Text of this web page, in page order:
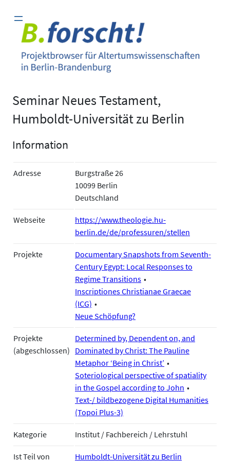
Inhalt
springen
Seminar Neues Testament,
Humboldt-Universität zu Berlin
Information
Adresse
Burgstraße 26
10099 Berlin
Deutschland
Webseite
https://www.theologie.hu-
berlin.de/de/professuren/stellen
Projekte
Documentary Snapshots from Seventh-
Century Egypt: Local Responses to
Regime Transitions
Inscriptiones Christianae Graecae
(ICG)
Neue Schöpfung?
Projekte
(abgeschlossen)
Determined by, Dependent on, and
Dominated by Christ: The Pauline
Metaphor ‘Being in Christ’
Soteriological perspective of spatiality
in the Gospel according to John
Text-/ bildbezogene Digital Humanities
(Topoi Plus-3)
Kategorie Institut / Fachbereich / Lehrstuhl
Ist Teil von Humboldt-Universität zu Berlin